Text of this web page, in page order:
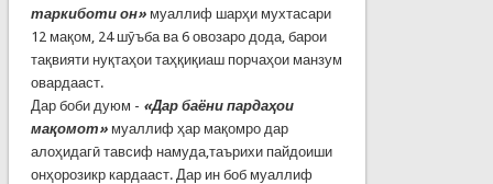
таркиботи он»муаллиф шарҳи мухтасари
12 мақом, 24 шӯъба ва 6 овозаро дода, барои
тақвияти нуқтаҳои таҳқиқиаш порчаҳои манзум
овардааст.
Дар боби дуюм - «Дар баёни пардаҳои
мақомот»муаллиф ҳар мақомро дар
алоҳидагӣ тавсиф намуда,таърихи пайдоиши
онҳорозикр кардааст. Дар ин боб муаллиф